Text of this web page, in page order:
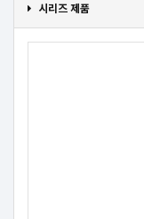
시리즈 제품